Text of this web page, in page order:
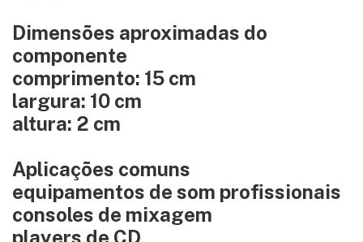
Dimensões aproximadas do
componente
comprimento: 15 cm
largura: 10 cm
altura: 2 cm
Aplicações comuns
equipamentos de som profissionais
consoles de mixagem
players de CD